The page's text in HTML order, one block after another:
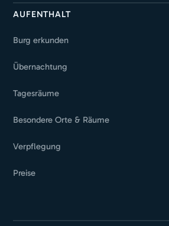
AUFENTHALT
Burg erkunden
Übernachtung
Tagesräume
Besondere Orte & Räume
Verpflegung
Preise